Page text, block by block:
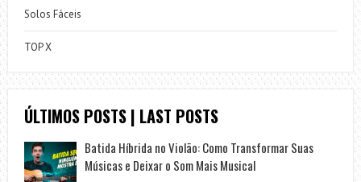
Solos Fáceis
TOP X
ÚLTIMOS POSTS | LAST POSTS
Batida Híbrida no Violão: Como Transformar Suas
Músicas e Deixar o Som Mais Musical